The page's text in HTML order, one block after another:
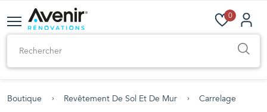
0
Boutique Revêtement De Sol Et De Mur Carrelage